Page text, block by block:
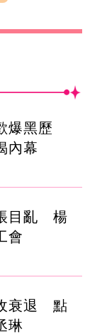
爆黑歷
內幕
目亂 楊
會
衰退 點
琳